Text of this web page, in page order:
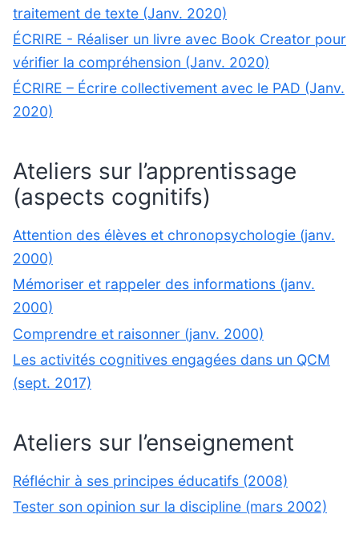
traitement de texte (Janv. 2020)
ÉCRIRE - Réaliser un livre avec Book Creator pour
vérifier la compréhension (Janv. 2020)
ÉCRIRE – Écrire collectivement avec le PAD (Janv.
2020)
Ateliers sur l’apprentissage
(aspects cognitifs)
Attention des élèves et chronopsychologie (janv.
2000)
Mémoriser et rappeler des informations (janv.
2000)
Comprendre et raisonner (janv. 2000)
Les activités cognitives engagées dans un QCM
(sept. 2017)
Ateliers sur l’enseignement
Réfléchir à ses principes éducatifs (2008)
Tester son opinion sur la discipline (mars 2002)